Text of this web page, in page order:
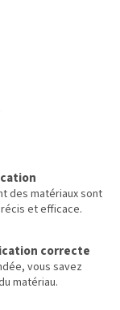
des matériaux sont
et efficace.
correcte
vous savez
matériau.